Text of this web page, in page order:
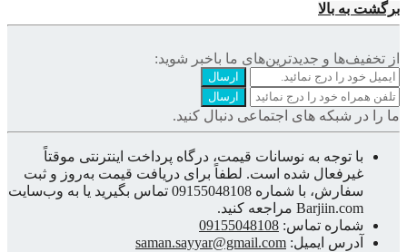
برگشت به بالا
از تخفیف‌ها و جدیدترین‌های ما‌ باخبر شوید:
ارسال
ارسال
ما را در شبکه های اجتماعی دنبال کنید.
با توجه به نوسانات قیمت، درگاه پرداخت اینترنتی موقتاً
غیرفعال شده است. لطفاً برای دریافت قیمت به‌روز و ثبت
سفارش، با شماره 09155048108 تماس بگیرید یا به وب‌سایت
Barjiin.com مراجعه کنید.
شماره تماس: 09155048108
آدرس ایمیل: saman.sayyar@gmail.com